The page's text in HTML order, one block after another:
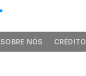
SOBRE NÓS CRÉDITO